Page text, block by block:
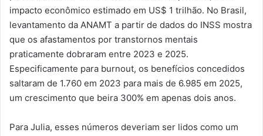
impacto econômico estimado em US$ 1 trilhão. No Brasil,
levantamento da ANAMT a partir de dados do INSS mostra
que os afastamentos por transtornos mentais
praticamente dobraram entre 2023 e 2025.
Especificamente para burnout, os benefícios concedidos
saltaram de 1.760 em 2023 para mais de 6.985 em 2025,
um crescimento que beira 300% em apenas dois anos.
Para Julia, esses números deveriam ser lidos como um